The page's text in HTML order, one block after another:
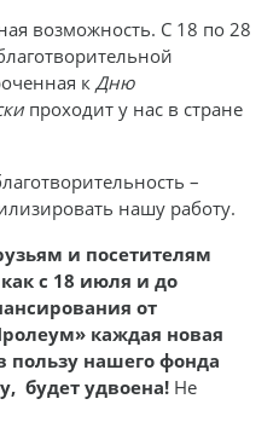
возможность. С 18 по 28
к Дню
проходит у нас в стране
–
нашу работу.
и посетителям
с 18 июля и до
от
каждая новая
нашего фонда
будет удвоена! Не